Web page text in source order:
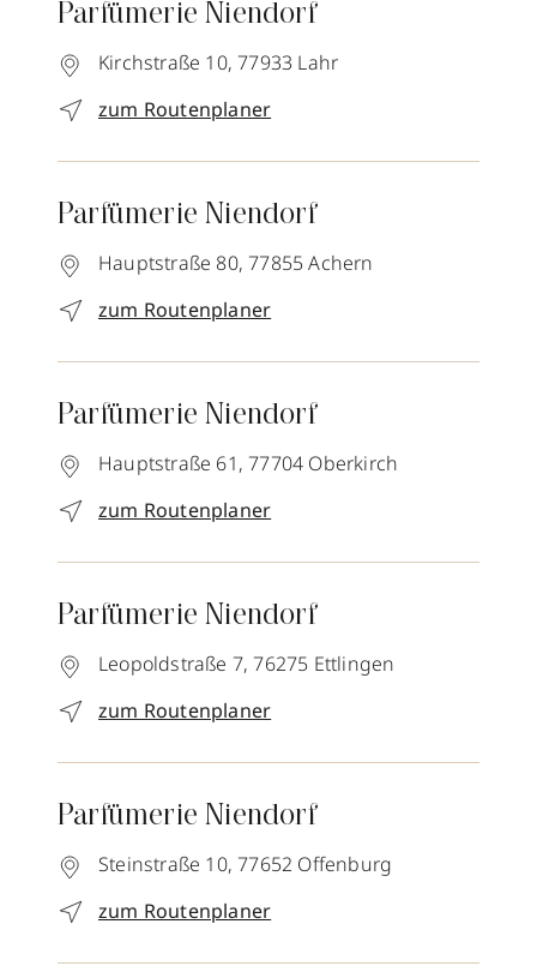
Parfümerie Niendorf
Kirchstraße 10, 77933 Lahr
zum Routenplaner
Parfümerie Niendorf
Hauptstraße 80, 77855 Achern
zum Routenplaner
Parfümerie Niendorf
Hauptstraße 61, 77704 Oberkirch
zum Routenplaner
Parfümerie Niendorf
Leopoldstraße 7, 76275 Ettlingen
zum Routenplaner
Parfümerie Niendorf
Steinstraße 10, 77652 Offenburg
zum Routenplaner